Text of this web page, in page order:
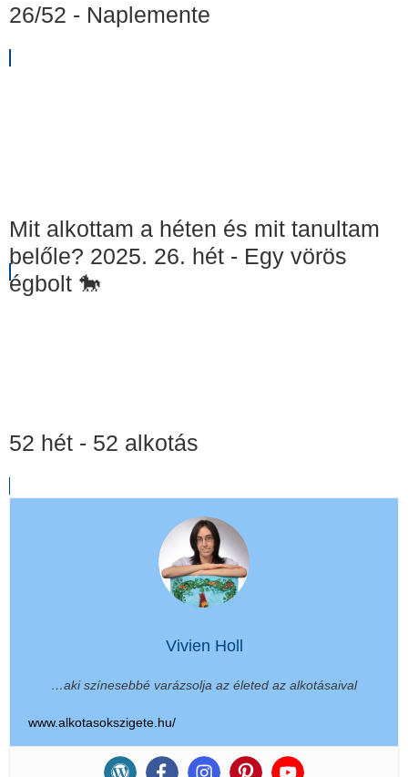
26/52 - Naplemente
Mit alkottam a héten és mit tanultam
belőle? 2025. 26. hét - Egy vörös
égbolt 🐎
52 hét - 52 alkotás
Vivien Holl
…aki színesebbé varázsolja az életed az alkotásaival
www.alkotasokszigete.hu/